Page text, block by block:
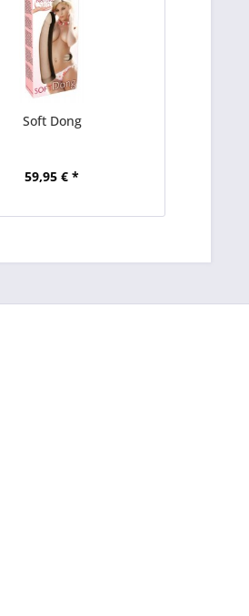
Soft Dong
59,95 € *